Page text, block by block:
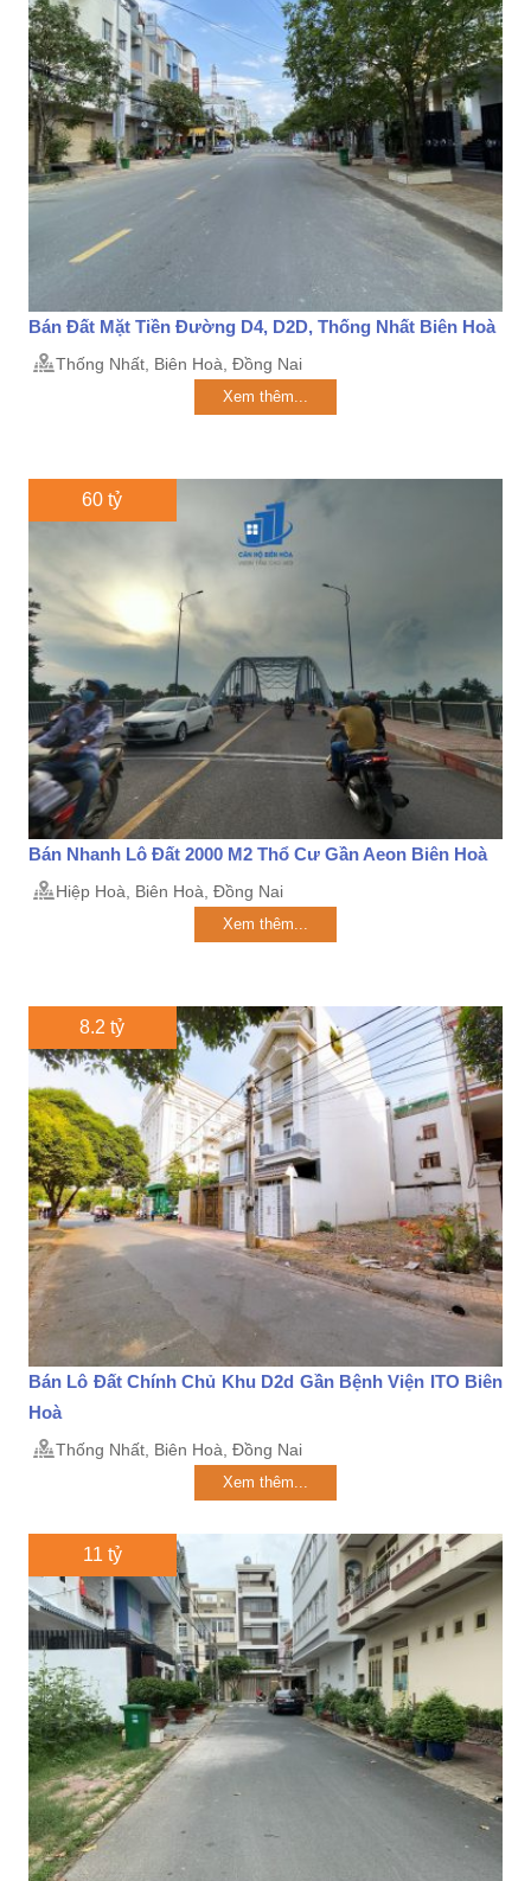
Bán Đất Mặt Tiền Đường D4, D2D, Thống Nhất Biên Hoà
Thống Nhất, Biên Hoà, Đồng Nai
Xem thêm...
60 tỷ
Bán Nhanh Lô Đất 2000 M2 Thổ Cư Gần Aeon Biên Hoà
Hiệp Hoà, Biên Hoà, Đồng Nai
Xem thêm...
8.2 tỷ
Bán Lô Đất Chính Chủ Khu D2d Gần Bệnh Viện ITO Biên
Hoà
Thống Nhất, Biên Hoà, Đồng Nai
Xem thêm...
11 tỷ